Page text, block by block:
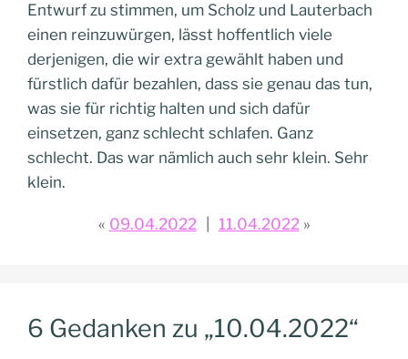
Entwurf zu stimmen, um Scholz und Lauterbach
einen reinzuwürgen, lässt hoffentlich viele
derjenigen, die wir extra gewählt haben und
fürstlich dafür bezahlen, dass sie genau das tun,
was sie für richtig halten und sich dafür
einsetzen, ganz schlecht schlafen. Ganz
schlecht. Das war nämlich auch sehr klein. Sehr
klein.
09.04.2022 11.04.2022
6 Gedanken zu „10.04.2022“